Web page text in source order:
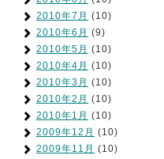
2010年7月 (10)
2010年6月 (9)
2010年5月 (10)
2010年4月 (10)
2010年3月 (10)
2010年2月 (10)
2010年1月 (10)
2009年12月 (10)
2009年11月 (10)